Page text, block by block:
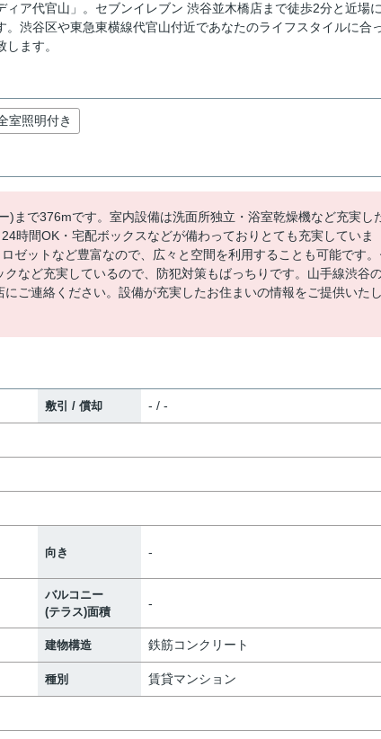
ア代官山」。セブンイレブン 渋谷並木橋店まで徒歩2分と近場
渋谷区や東急東横線代官山付近であなたのライフスタイルに合
ます。
室照明付き
)まで376mです。室内設備は洗面所独立・浴室乾燥機など充実し
時間OK・宅配ボックスなどが備わっておりとても充実していま
ゼットなど豊富なので、広々と空間を利用することも可能です。
など充実しているので、防犯対策もばっちりです。山手線渋谷
ご連絡ください。設備が充実したお住まいの情報をご提供いたし
敷引 / 償却 - / -
向き -
バルコニー
(テラス)面積
-
建物構造 鉄筋コンクリート
種別 賃貸マンション